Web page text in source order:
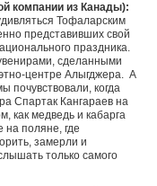
компании из Канады):
Тофаларским
представивших свой
праздника.
сделанными
центре Алыгджера. А
почувствовали, когда
Спартак Кангараев на
как медведь и кабарга
на поляне, где
замерли и
только самого